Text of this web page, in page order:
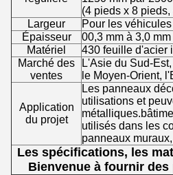
(4 pieds x 8
Largeur
Pour les
Épaisseur
00,3 mm à 3,0
Matériel
430 feuille d'acier
Marché des
ventes
L'Asie du Sud-
le Moyen-Orient,
Application
du projet
Les panneaux
utilisations et
utilisés dans les
panneaux
Les spécifications, les
Bienvenue à fournir